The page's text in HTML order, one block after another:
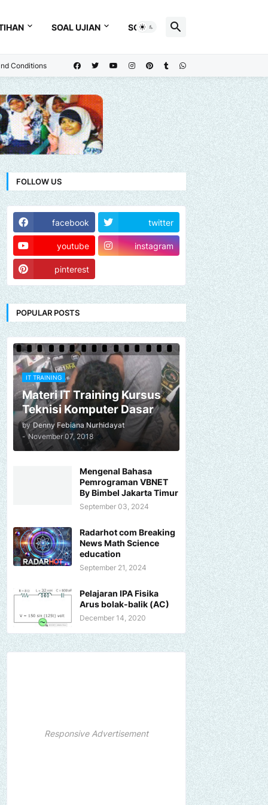
SOAL UJIAN SOAL
Conditions
FOLLOW US
facebook twitter
youtube instagram
pinterest
POPULAR POSTS
IT TRAINING
Materi IT Training Kursus
Teknisi Komputer Dasar
by Denny Febiana Nurhidayat
- November 07, 2018
Mengenal Bahasa
Pemrograman VBNET
By Bimbel Jakarta Timur
September 03, 2024
Radarhot com Breaking
News Math Science
education
September 21, 2024
Pelajaran IPA Fisika
Arus bolak-balik (AC)
December 14, 2020
Responsive Advertisement